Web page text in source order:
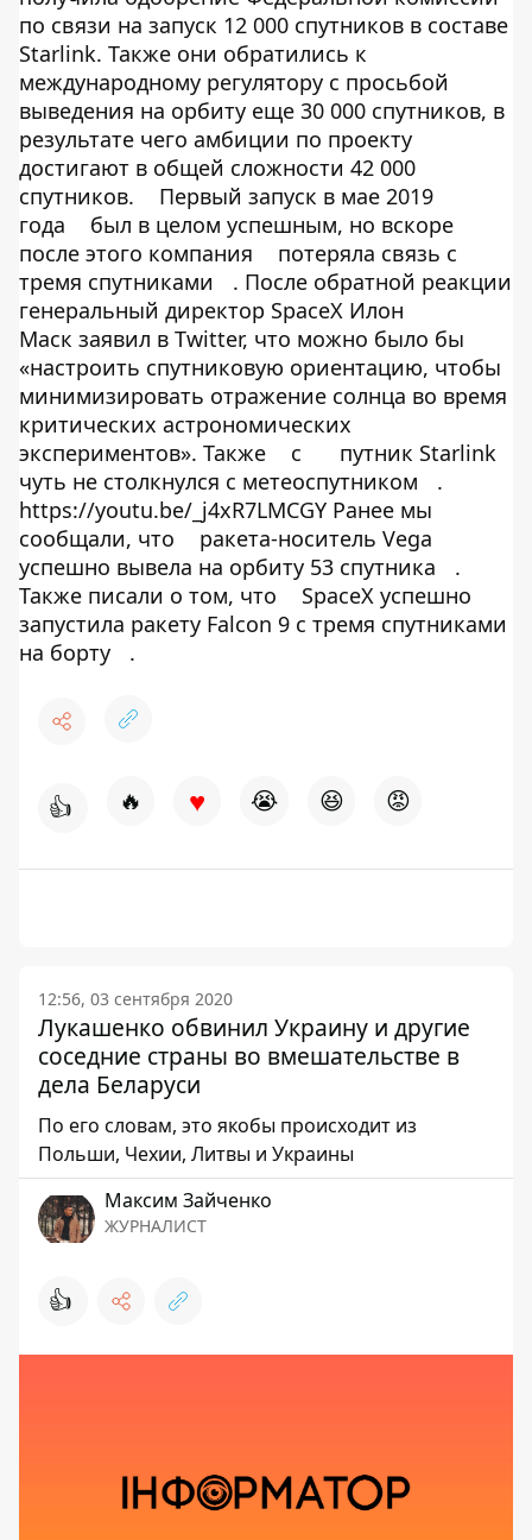
по связи на запуск 12 000 спутников в составе
Starlink. Также они обратились к
международному регулятору с просьбой
выведения на орбиту еще 30 000 спутников, в
результате чего амбиции по проекту
достигают в общей сложности 42 000
спутников.
Первый запуск в мае 2019
года
был в целом успешным, но вскоре
после этого компания
потеряла связь с
тремя спутниками
. После обратной реакции
генеральный директор SpaceX Илон
Маск заявил в Twitter, что можно было бы
«настроить спутниковую ориентацию, чтобы
минимизировать отражение солнца во время
критических астрономических
экспериментов». Также
с
путник Starlink
чуть не столкнулся с метеоспутником
.
https://youtu.be/_j4xR7LMCGY Ранее мы
сообщали, что
ракета-носитель Vega
успешно вывела на орбиту 53 спутника
.
Также писали о том, что
SpaceX успешно
запустила ракету Falcon 9 с тремя спутниками
на борту
.
👍 🔥 ♥ 😭 😆 😡
12:56, 03 сентября 2020
Лукашенко обвинил Украину и другие
соседние страны во вмешательстве в
дела Беларуси
По его словам, это якобы происходит из
Польши, Чехии, Литвы и Украины
Максим Зайченко
ЖУРНАЛИСТ
👍